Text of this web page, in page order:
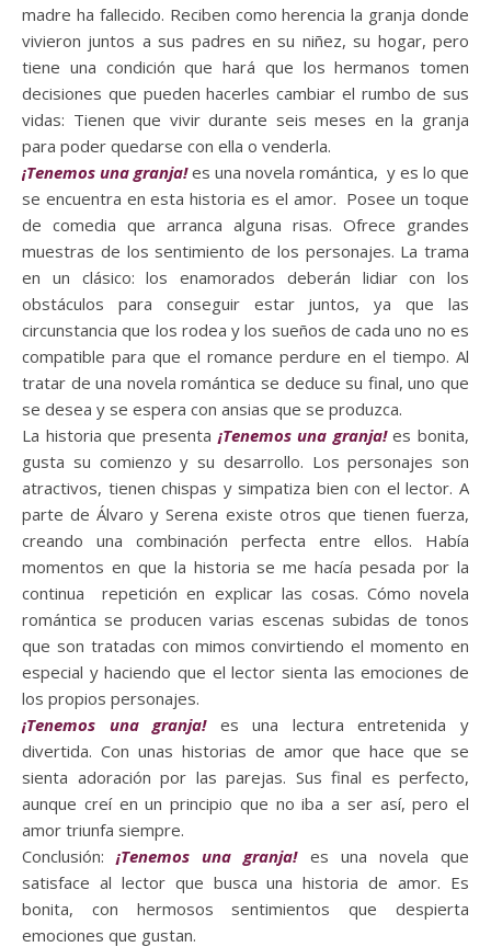
madre ha fallecido. Reciben como herencia la granja donde
vivieron juntos a sus padres en su niñez, su hogar, pero
tiene una condición que hará que los hermanos tomen
decisiones que pueden hacerles cambiar el rumbo de sus
vidas: Tienen que vivir durante seis meses en la granja
para poder quedarse con ella o venderla.
¡Tenemos una granja!es una novela romántica, y es lo que
se encuentra en esta historia es el amor. Posee un toque
de comedia que arranca alguna risas. Ofrece grandes
muestras de los sentimiento de los personajes. La trama
en un clásico: los enamorados deberán lidiar con los
obstáculos para conseguir estar juntos, ya que las
circunstancia que los rodea y los sueños de cada uno no es
compatible para que el romance perdure en el tiempo. Al
tratar de una novela romántica se deduce su final, uno que
se desea y se espera con ansias que se produzca.
La historia que presenta ¡Tenemos una granja!es bonita,
gusta su comienzo y su desarrollo. Los personajes son
atractivos, tienen chispas y simpatiza bien con el lector. A
parte de Álvaro y Serena existe otros que tienen fuerza,
creando una combinación perfecta entre ellos. Había
momentos en que la historia se me hacía pesada por la
continua repetición en explicar las cosas. Cómo novela
romántica se producen varias escenas subidas de tonos
que son tratadas con mimos convirtiendo el momento en
especial y haciendo que el lector sienta las emociones de
los propios personajes.
¡Tenemos una granja!es una lectura entretenida y
divertida. Con unas historias de amor que hace que se
sienta adoración por las parejas. Sus final es perfecto,
aunque creí en un principio que no iba a ser así, pero el
amor triunfa siempre.
Conclusión:¡Tenemos una granja!es una novela que
satisface al lector que busca una historia de amor. Es
bonita, con hermosos sentimientos que despierta
emociones que gustan.